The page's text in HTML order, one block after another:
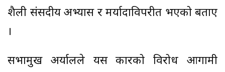
शैली संसदीय अभ्यास र मर्यादाविपरीत भएको बताए
।
सभामुख अर्यालले यस प्रकारको विरोध आगामी